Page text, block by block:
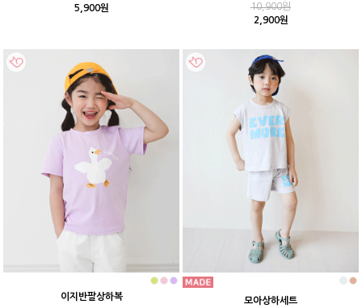
5,900원
10,900원
2,900원
이지반팔상하복
모아상하세트